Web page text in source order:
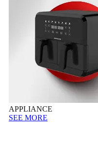
APPLIANCE
SEE MORE